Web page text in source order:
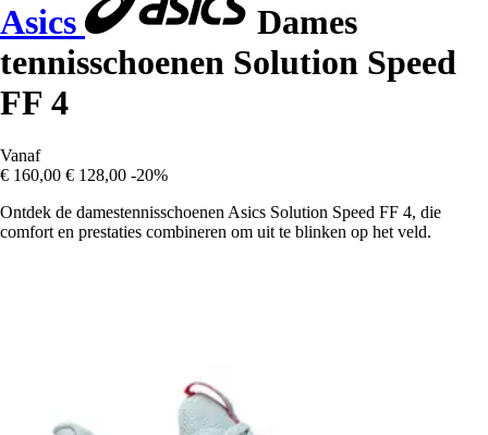
Asics
Dames
tennisschoenen Solution Speed
FF 4
Vanaf
€ 160,00 € 128,00 -20%
Ontdek de damestennisschoenen Asics Solution Speed FF 4, die
comfort en prestaties combineren om uit te blinken op het veld.